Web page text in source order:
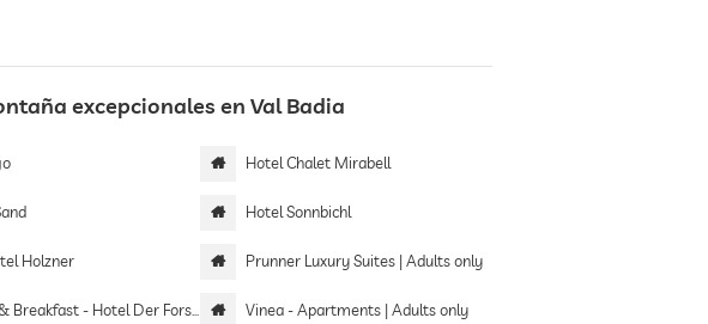
excepcionales en Val Badia
Hotel Chalet Mirabell
Hotel Sonnbichl
Holzner Prunner Luxury Suites | Adults only
Breakfast - Hotel Der Forsterhof Vinea - Apartments | Adults only